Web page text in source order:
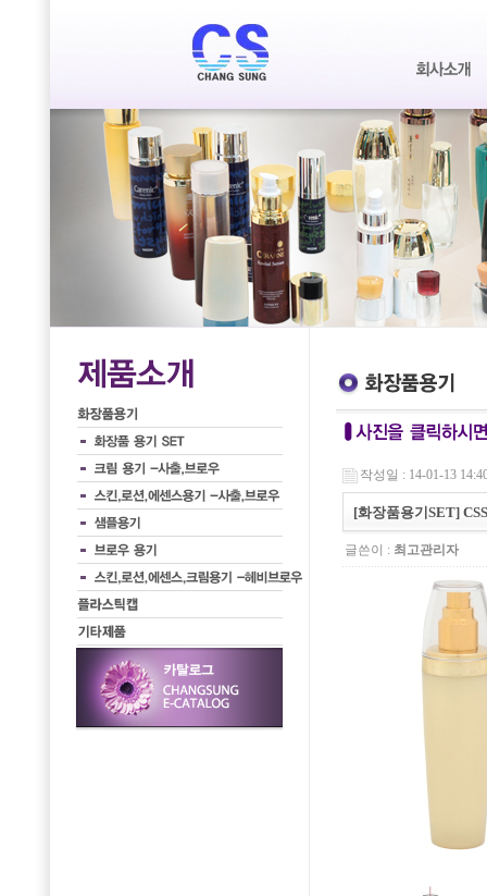
작성일 : 14-01-13
[화장품용기SET]
글쓴이 : 최고관리자